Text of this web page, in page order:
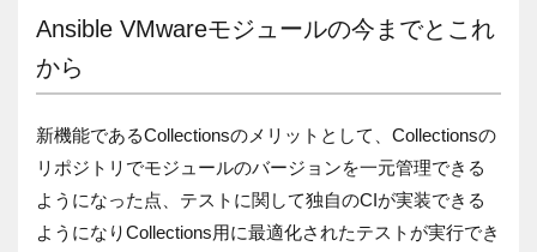
Ansible VMwareモジュールの今までとこれ
から
新機能であるCollectionsのメリットとして、Collectionsの
リポジトリでモジュールのバージョンを一元管理できる
ようになった点、テストに関して独自のCIが実装できる
ようになりCollections用に最適化されたテストが実行でき